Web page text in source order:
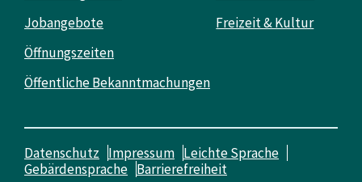
Jobangebote
Öffnungszeiten
Öffentliche Bekanntmachungen
Freizeit & Kultur
Datenschutz Impressum Leichte Sprache
Gebärdensprache Barrierefreiheit